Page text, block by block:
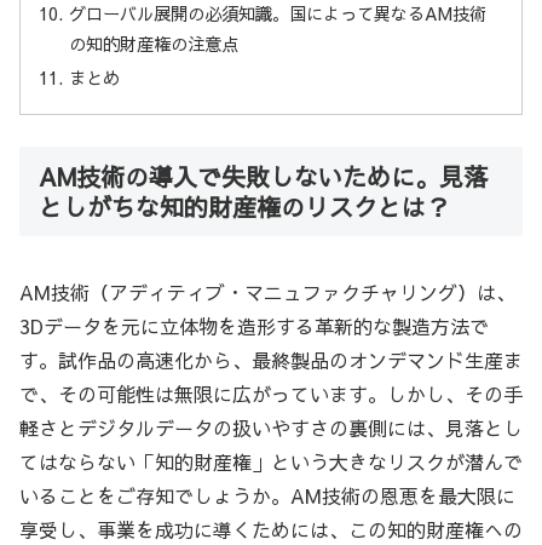
グローバル展開の必須知識。国によって異なるAM技術
の知的財産権の注意点
まとめ
AM技術の導入で失敗しないために。見落
としがちな知的財産権のリスクとは？
AM技術（アディティブ・マニュファクチャリング）は、
3Dデータを元に立体物を造形する革新的な製造方法で
す。試作品の高速化から、最終製品のオンデマンド生産ま
で、その可能性は無限に広がっています。しかし、その手
軽さとデジタルデータの扱いやすさの裏側には、見落とし
てはならない「知的財産権」という大きなリスクが潜んで
いることをご存知でしょうか。AM技術の恩恵を最大限に
享受し、事業を成功に導くためには、この知的財産権への